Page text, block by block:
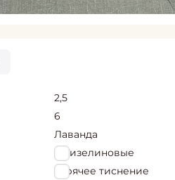
2,5
6
Лаванда
Флизелиновые
горячее тиснение